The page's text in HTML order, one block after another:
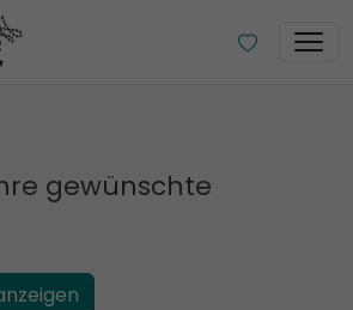
gewünschte